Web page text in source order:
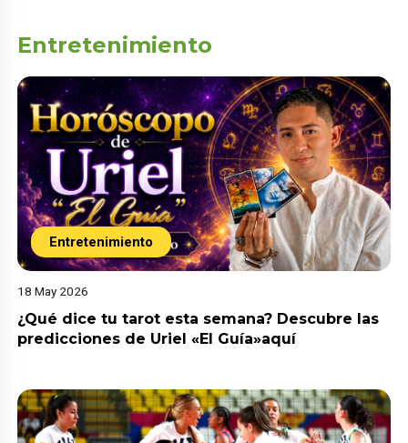
Entretenimiento
Entretenimiento
18 May 2026
¿Qué dice tu tarot esta semana? Descubre las
predicciones de Uriel «El Guía»aquí